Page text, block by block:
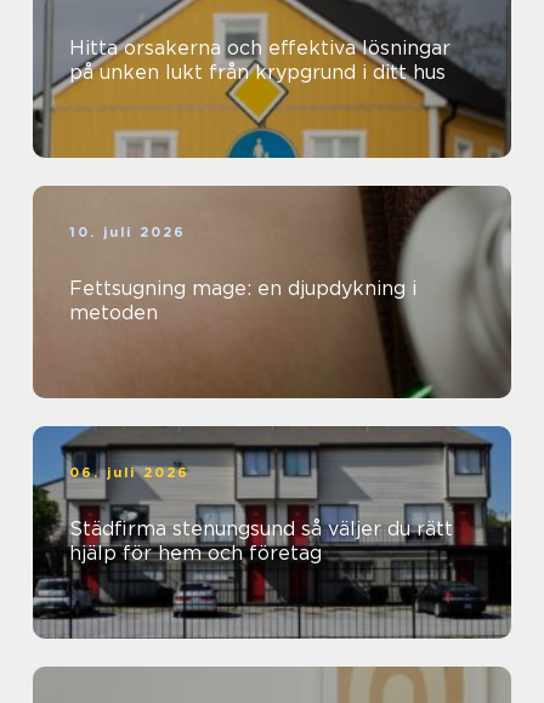
Hitta orsakerna och effektiva lösningar
på unken lukt från krypgrund i ditt hus
10. juli 2026
Fettsugning mage: en djupdykning i
metoden
06. juli 2026
Städfirma stenungsund så väljer du rätt
hjälp för hem och företag